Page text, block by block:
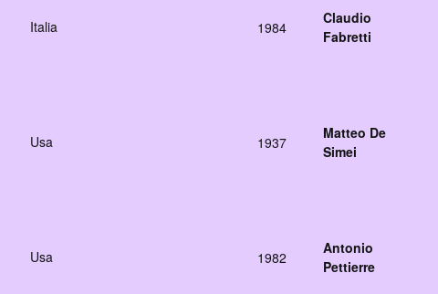
Italia 1984
Claudio
Fabretti
Usa 1937
Matteo De
Simei
Usa 1982
Antonio
Pettierre